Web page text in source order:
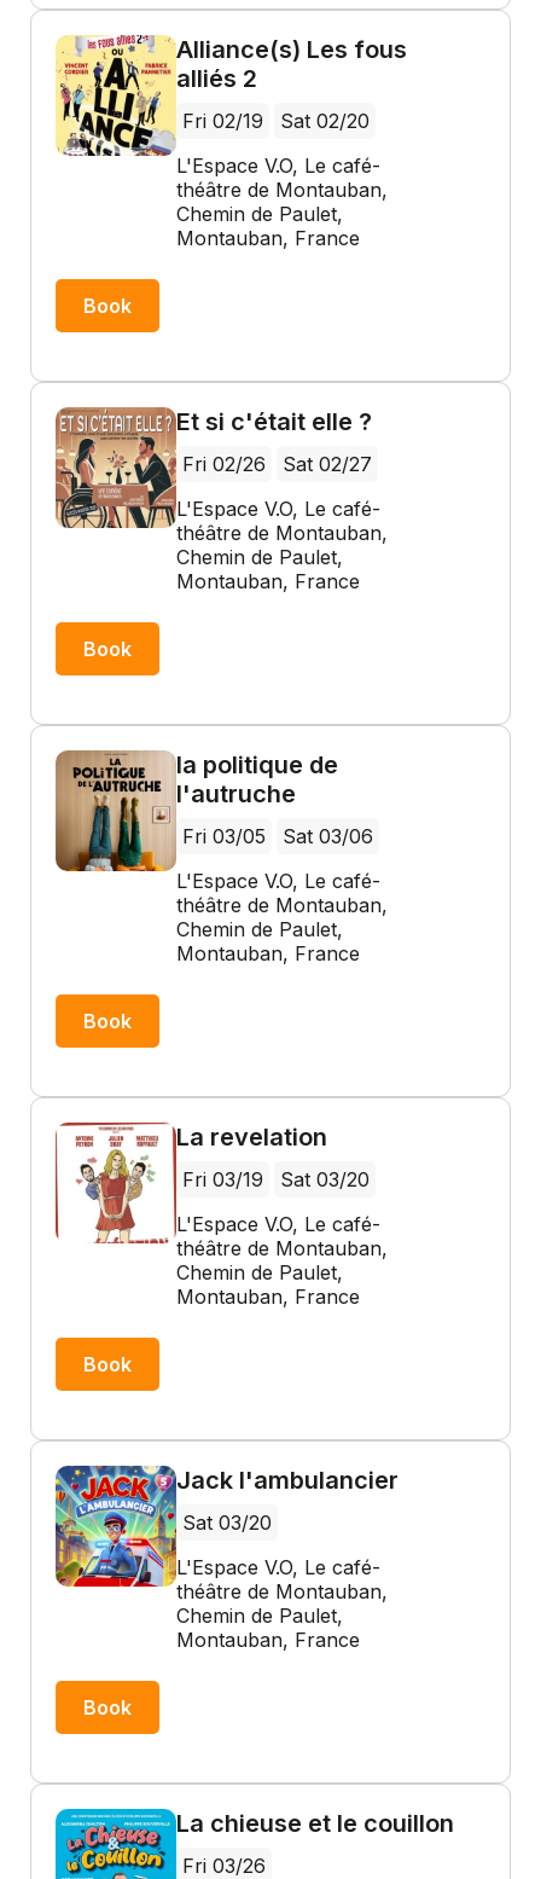
Alliance(s) Les fous
alliés 2
Fri 02/19
Sat 02/20
L'Espace V.O, Le café-
théâtre de Montauban,
Chemin de Paulet,
Montauban, France
Book
Et si c'était elle ?
Fri 02/26
Sat 02/27
L'Espace V.O, Le café-
théâtre de Montauban,
Chemin de Paulet,
Montauban, France
Book
la politique de
l'autruche
Fri 03/05
Sat 03/06
L'Espace V.O, Le café-
théâtre de Montauban,
Chemin de Paulet,
Montauban, France
Book
La revelation
Fri 03/19
Sat 03/20
L'Espace V.O, Le café-
théâtre de Montauban,
Chemin de Paulet,
Montauban, France
Book
Jack l'ambulancier
Sat 03/20
L'Espace V.O, Le café-
théâtre de Montauban,
Chemin de Paulet,
Montauban, France
Book
La chieuse et le couillon
Fri 03/26